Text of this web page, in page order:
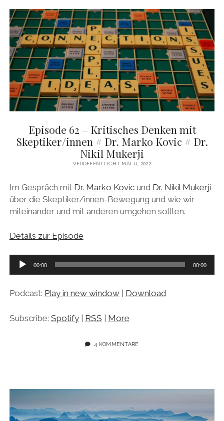
Episode 62 – Kritisches Denken mit
Skeptiker/innen # Dr. Marko Kovic # Dr.
Nikil Mukerji
VERÖFFENTLICHT MAI 11, 2022
Im Gespräch mit Dr. Marko Kovicund Dr. Nikil Mukerji
über die Skeptiker/innen-Bewegung und wie wir
miteinander und mit anderen umgehen sollten.
Details zur Episode
Audio-
00:00 00:00
Podcast: Play in new window| Download
Subscribe: Spotify| RSS | More
4 KOMMENTARE